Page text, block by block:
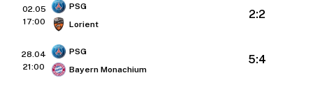
02.05
17:00
PSG
Lorient
2:2
28.04
21:00
PSG
Bayern Monachium
5:4